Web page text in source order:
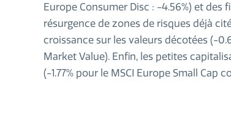
Europe Consumer Disc : -4.56%) et
résurgence de zones de risques déjà
croissance sur les valeurs décotées (-
Market Value). Enfin, les petites
(-1.77% pour le MSCI Europe Small Cap